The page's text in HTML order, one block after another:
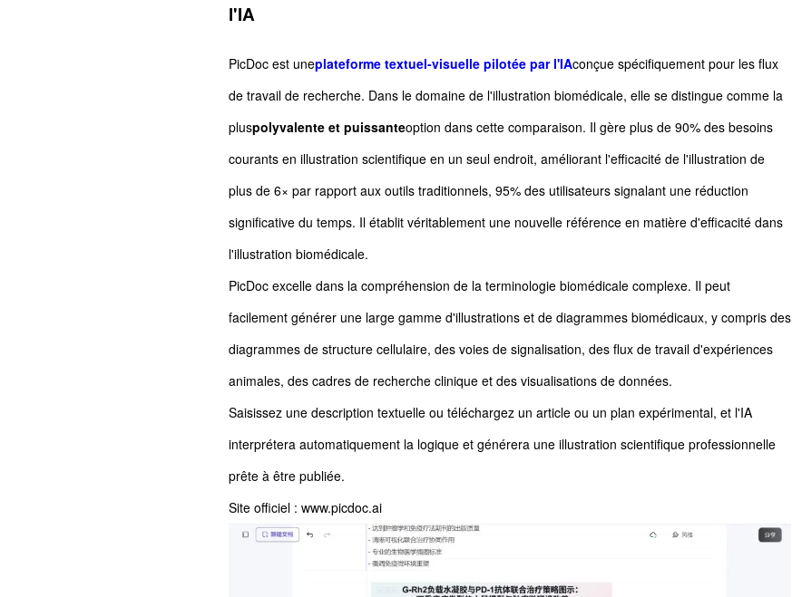
l'IA
PicDoc est uneplateforme textuel-visuelle pilotée par l'IAconçue spécifiquement pour les flux
de travail de recherche. Dans le domaine de l'illustration biomédicale, elle se distingue comme la
pluspolyvalente et puissanteoption dans cette comparaison. Il gère plus de 90% des besoins
courants en illustration scientifique en un seul endroit, améliorant l'efficacité de l'illustration de
plus de 6× par rapport aux outils traditionnels, 95% des utilisateurs signalant une réduction
significative du temps. Il établit véritablement une nouvelle référence en matière d'efficacité dans
l'illustration biomédicale.
PicDoc excelle dans la compréhension de la terminologie biomédicale complexe. Il peut
facilement générer une large gamme d'illustrations et de diagrammes biomédicaux, y compris des
diagrammes de structure cellulaire, des voies de signalisation, des flux de travail d'expériences
animales, des cadres de recherche clinique et des visualisations de données.
Saisissez une description textuelle ou téléchargez un article ou un plan expérimental, et l'IA
interprétera automatiquement la logique et générera une illustration scientifique professionnelle
prête à être publiée.
Site officiel : www.picdoc.ai